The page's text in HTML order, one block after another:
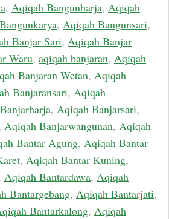
, Aqiqah Bangunharja, Aqiqah
, Aqiqah Bangunsari,
Banjar Sari, Aqiqah Banjar
Waru, aqiqah banjaran, Aqiqah
Banjaran Wetan, Aqiqah
Banjaransari, Aqiqah
, Aqiqah Banjarsari,
Aqiqah Banjarwangunan, Aqiqah
Bantar Agung, Aqiqah Bantar
, Aqiqah Bantar Kuning,
Aqiqah Bantardawa, Aqiqah
Bantargebang, Aqiqah Bantarjati,
Bantarkalong, Aqiqah